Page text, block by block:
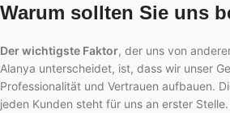
Warum sollten Sie uns
Der wichtigste Faktor, der uns von
Alanya unterscheidet, ist, dass wir unser
Professionalität und Vertrauen aufbauen.
jeden Kunden steht für uns an erster